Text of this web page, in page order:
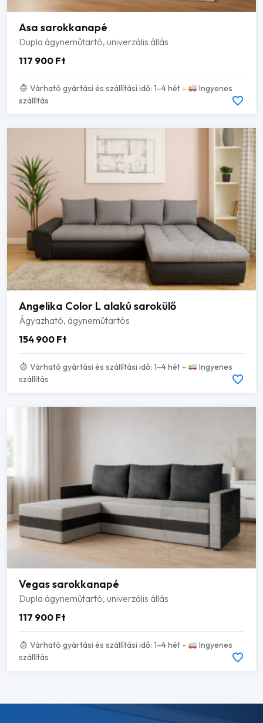
Asa sarokkanapé
Dupla ágyneműtartó, univerzális állás
117 900 Ft
Várható gyártási és szállítási idő: 1–4 hét -
Ingyenes
szállítás
Angelika Color L alakú sarokülő
Ágyazható, ágyneműtartós
154 900 Ft
Várható gyártási és szállítási idő: 1–4 hét -
Ingyenes
szállítás
Vegas sarokkanapé
Dupla ágyneműtartó, univerzális állás
117 900 Ft
Várható gyártási és szállítási idő: 1–4 hét -
Ingyenes
szállítás